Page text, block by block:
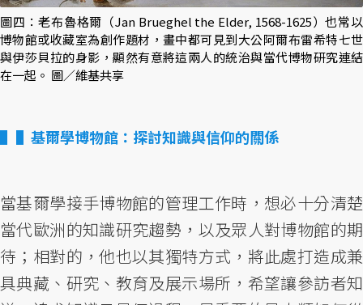
圖四：老布魯格爾（Jan Brueghel the Elder, 1568-1625）也常以
博物館或收藏室為創作題材，畫中都可見到大公阿爾布雷希特七世
與伊莎貝拉的身影，顯然有意將這兩人的統治與當代博物研究連結
在一起。 圖／維基共享
▌基爾學博物館：探討知識與信仰的關係
當基爾學接手博物館的管理工作時，想必十分清楚
當代歐洲的知識研究趨勢，以及眾人對博物館的期
待；相對的，他也以其獨特方式，將此處打造成兼
具典藏、研究、教育及展示場所，希望讓參訪者知